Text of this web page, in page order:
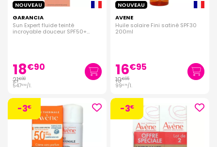
NOUVEAU
GARANCIA
Sun Expert fluide teinté
incroyable douceur SPF50+
18€90
21€90
547€50/l.
NOUVEAU
AVENE
Huile solaire Fini satiné SPF30
200ml
16€95
19€95
99€75/l.
-3€ -3€